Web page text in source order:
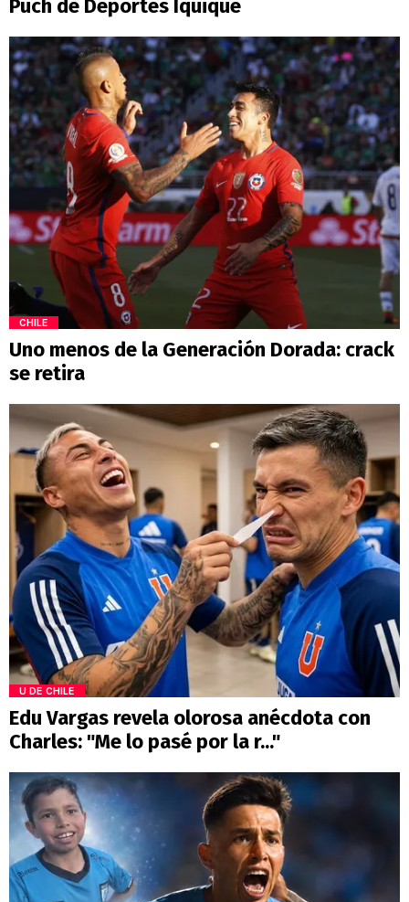
Puch de Deportes Iquique
CHILE
Uno menos de la Generación Dorada: crack
se retira
U DE CHILE
Edu Vargas revela olorosa anécdota con
Charles: "Me lo pasé por la r..."